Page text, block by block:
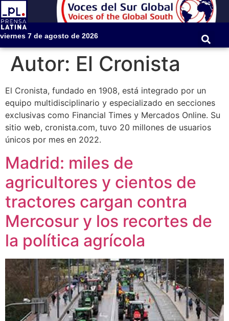
viernes 7 de agosto de 2026
Autor: El Cronista
El Cronista, fundado en 1908, está integrado por un
equipo multidisciplinario y especializado en secciones
exclusivas como Financial Times y Mercados Online. Su
sitio web, cronista.com, tuvo 20 millones de usuarios
únicos por mes en 2022.
Madrid: miles de
agricultores y cientos de
tractores cargan contra
Mercosur y los recortes de
la política agrícola